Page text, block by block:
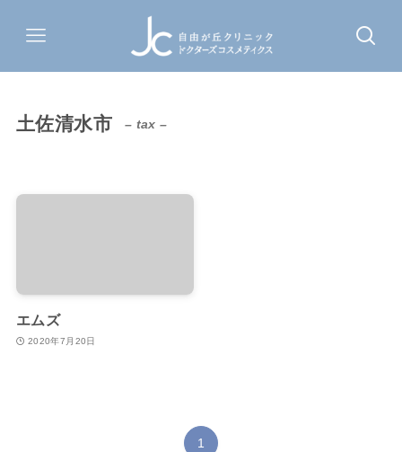
土佐清水市 – tax –
エムズ
2020年7月20日
1